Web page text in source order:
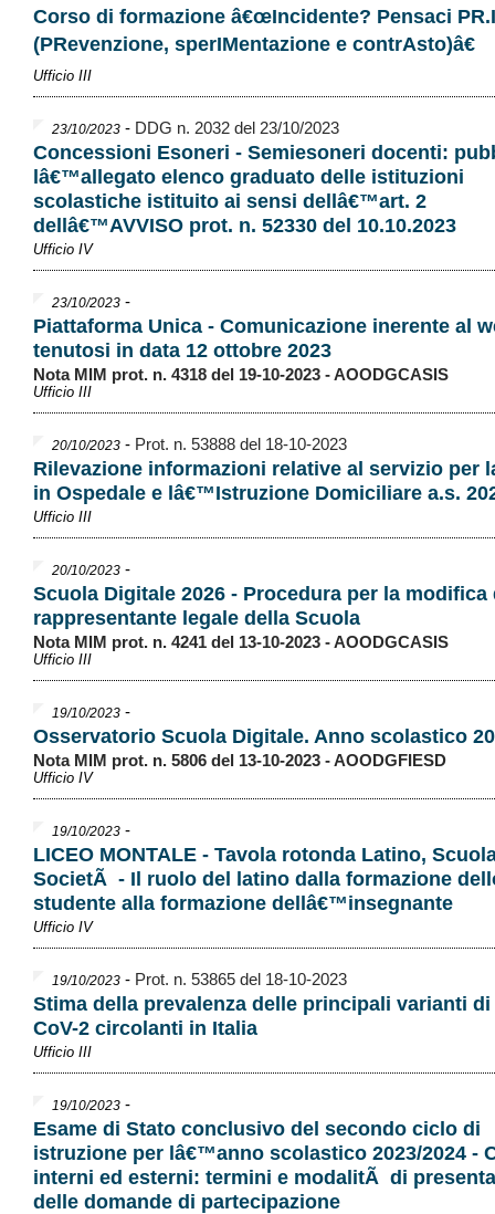
Corso di formazione â€œIncidente? Pensaci
(PRevenzione, sperIMentazione e contrAsto)â€
Ufficio III
23/10/2023 - DDG n. 2032 del 23/10/2023
Concessioni Esoneri - Semiesoneri docenti:
lâ€™allegato elenco graduato delle istituzioni
scolastiche istituito ai sensi dellâ€™art. 2
dellâ€™AVVISO prot. n. 52330 del 10.10.2023
Ufficio IV
23/10/2023 -
Piattaforma Unica - Comunicazione inerente al
tenutosi in data 12 ottobre 2023
Nota MIM prot. n. 4318 del 19-10-2023 - AOODGCASIS
Ufficio III
20/10/2023 - Prot. n. 53888 del 18-10-2023
Rilevazione informazioni relative al servizio per
in Ospedale e lâ€™Istruzione Domiciliare a.s.
Ufficio III
20/10/2023 -
Scuola Digitale 2026 - Procedura per la modifica
rappresentante legale della Scuola
Nota MIM prot. n. 4241 del 13-10-2023 - AOODGCASIS
Ufficio III
19/10/2023 -
Osservatorio Scuola Digitale. Anno scolastico
Nota MIM prot. n. 5806 del 13-10-2023 - AOODGFIESD
Ufficio IV
19/10/2023 -
LICEO MONTALE - Tavola rotonda Latino,
SocietÃ - Il ruolo del latino dalla formazione
studente alla formazione dellâ€™insegnante
Ufficio IV
19/10/2023 - Prot. n. 53865 del 18-10-2023
Stima della prevalenza delle principali varianti di
CoV-2 circolanti in Italia
Ufficio III
19/10/2023 -
Esame di Stato conclusivo del secondo ciclo di
istruzione per lâ€™anno scolastico 2023/2024 -
interni ed esterni: termini e modalitÃ di
delle domande di partecipazione